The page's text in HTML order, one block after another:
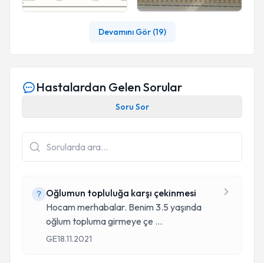
Devamını Gör (19)
Hastalardan Gelen Sorular
Soru Sor
Oğlumun topluluğa karşı çekinmesi
Hocam merhabalar. Benim 3.5 yaşında
oğlum topluma girmeye çe ...
GE18.11.2021